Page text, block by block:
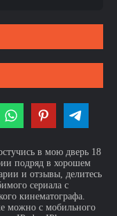
в мою дверь 18
подряд в хорошем
и отзывы, делитесь
сериала с
кинематографа.
можно с мобильного